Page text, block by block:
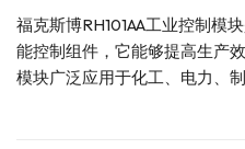
福克斯博RH101AA工业控制模
能控制组件，它能够提高生产
模块广泛应用于化工、电力、